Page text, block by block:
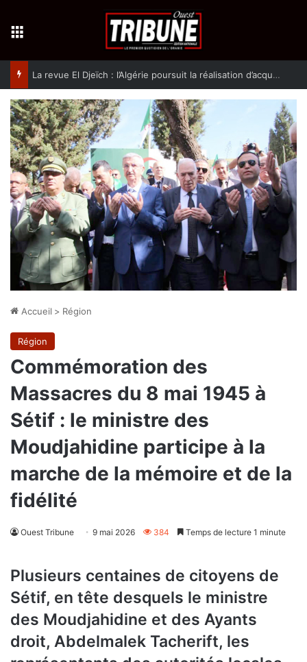
La revue El Djeïch : l’Algérie poursuit la réalisation d’acquis qualitatifs et historiques dans un climat de sécurité et de stabilité
Accueil > Région
Région
Commémoration des
Massacres du 8 mai 1945 à
Sétif : le ministre des
Moudjahidine participe à la
marche de la mémoire et de la
fidélité
Ouest Tribune 9 mai 2026 384 Temps de lecture 1 minute
Plusieurs centaines de citoyens de
Sétif, en tête desquels le ministre
des Moudjahidine et des Ayants
droit, Abdelmalek Tacherift, les